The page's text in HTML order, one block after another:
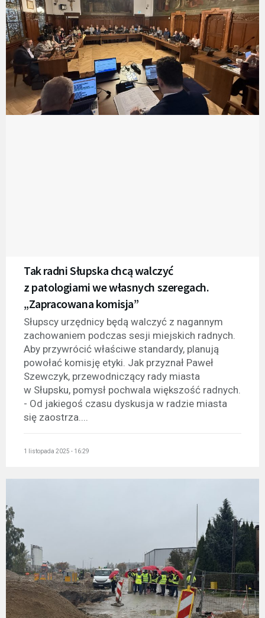
Tak radni Słupska chcą walczyć
z patologiami we własnych szeregach.
„Zapracowana komisja”
Słupscy urzędnicy będą walczyć z nagannym
zachowaniem podczas sesji miejskich radnych.
Aby przywrócić właściwe standardy, planują
powołać komisję etyki. Jak przyznał Paweł
Szewczyk, przewodniczący rady miasta
w Słupsku, pomysł pochwala większość radnych.
- Od jakiegoś czasu dyskusja w radzie miasta
się zaostrza....
1 listopada 2025 - 16:29